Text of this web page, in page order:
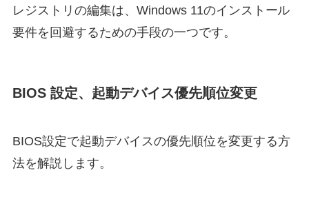
レジストリの編集は、Windows 11のインストール
要件を回避するための手段の一つです。
BIOS 設定、起動デバイス優先順位変更
BIOS設定で起動デバイスの優先順位を変更する方
法を解説します。